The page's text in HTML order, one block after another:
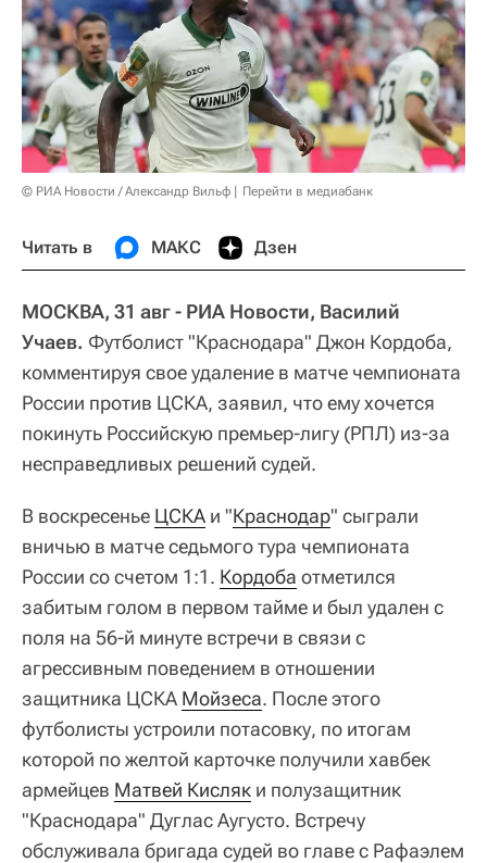
© РИА Новости / Александр Вильф Перейти в медиабанк
Читать в МАКС Дзен
МОСКВА, 31 авг - РИА Новости, Василий
Учаев. Футболист "Краснодара" Джон Кордоба,
комментируя свое удаление в матче чемпионата
России против ЦСКА, заявил, что ему хочется
покинуть Российскую премьер-лигу (РПЛ) из-за
несправедливых решений судей.
В воскресенье ЦСКА и "Краснодар" сыграли
вничью в матче седьмого тура чемпионата
России со счетом 1:1. Кордоба отметился
забитым голом в первом тайме и был удален с
поля на 56-й минуте встречи в связи с
агрессивным поведением в отношении
защитника ЦСКА Мойзеса. После этого
футболисты устроили потасовку, по итогам
которой по желтой карточке получили хавбек
армейцев Матвей Кисляк и полузащитник
"Краснодара" Дуглас Аугусто. Встречу
обслуживала бригада судей во главе с Рафаэлем